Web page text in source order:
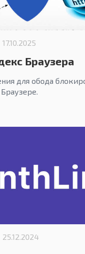
17.10.2025
Браузера
для обода
25.12.2024